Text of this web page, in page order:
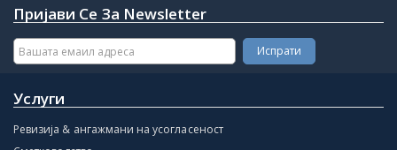
Пријави Се За Newsletter
Услуги
Ревизија & ангажмани на усогласеност